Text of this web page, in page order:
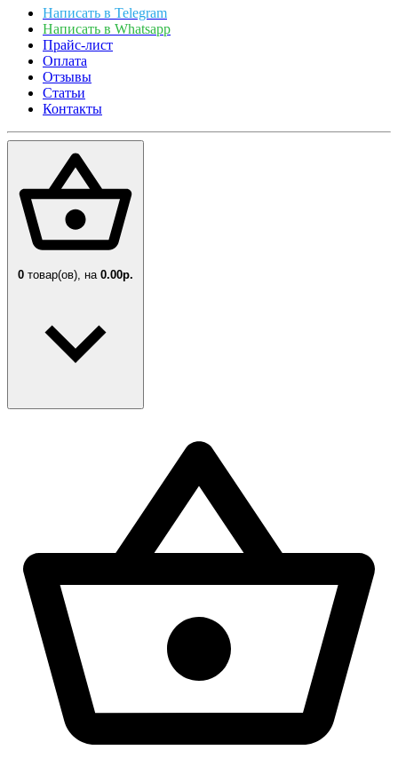
Написать в Telegram
Написать в Whatsapp
Прайс-лист
Оплата
Отзывы
Статьи
Контакты
0 товар(ов), на 0.00р.